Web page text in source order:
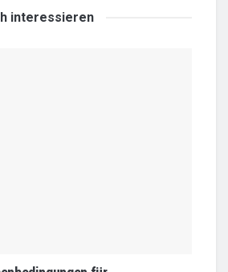
interessieren